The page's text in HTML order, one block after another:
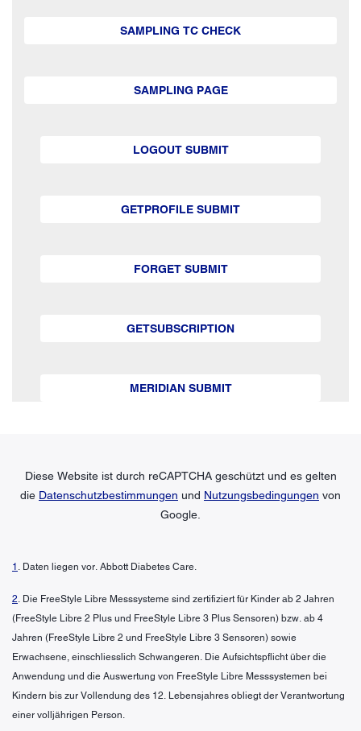
SAMPLING TC CHECK
SAMPLING PAGE
LOGOUT SUBMIT
GETPROFILE SUBMIT
FORGET SUBMIT
GETSUBSCRIPTION
MERIDIAN SUBMIT
Diese Website ist durch reCAPTCHA geschützt und es gelten
die Datenschutzbestimmungen und Nutzungsbedingungen von
Google.
1 . Daten liegen vor. Abbott Diabetes Care.
2. Die FreeStyle Libre Messsysteme sind zertifiziert für Kinder ab 2 Jahren
(FreeStyle Libre 2 Plus und FreeStyle Libre 3 Plus Sensoren) bzw. ab 4
Jahren (FreeStyle Libre 2 und FreeStyle Libre 3 Sensoren) sowie
Erwachsene, einschliesslich Schwangeren. Die Aufsichtspflicht über die
Anwendung und die Auswertung von FreeStyle Libre Messsystemen bei
Kindern bis zur Vollendung des 12. Lebensjahres obliegt der Verantwortung
einer volljährigen Person.